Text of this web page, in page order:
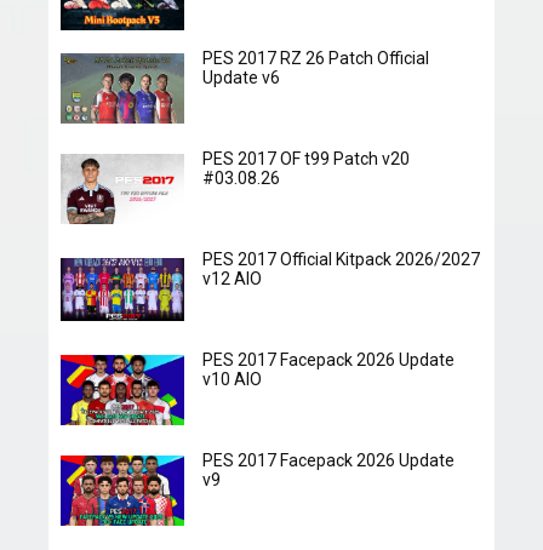
PES 2017 RZ 26 Patch Official
Update v6
PES 2017 OF t99 Patch v20
#03.08.26
PES 2017 Official Kitpack 2026/2027
v12 AIO
PES 2017 Facepack 2026 Update
v10 AIO
PES 2017 Facepack 2026 Update
v9